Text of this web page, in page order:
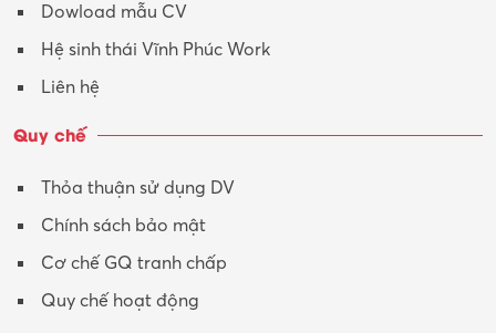
Tư vấn – Kiến trúc
Y tế-Dược
Dowload mẫu CV
Hệ sinh thái Vĩnh Phúc Work
Liên hệ
Quy chế
Thỏa thuận sử dụng DV
Chính sách bảo mật
Cơ chế GQ tranh chấp
Quy chế hoạt động